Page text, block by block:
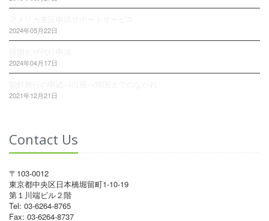
2024年05月22日
2024年04月17日
2021年12月21日
Contact Us
〒103-0012
東京都中央区日本橋堀留町1-10-19
第１川端ビル２階
Tel: 03-6264-8765
Fax: 03-6264-8737